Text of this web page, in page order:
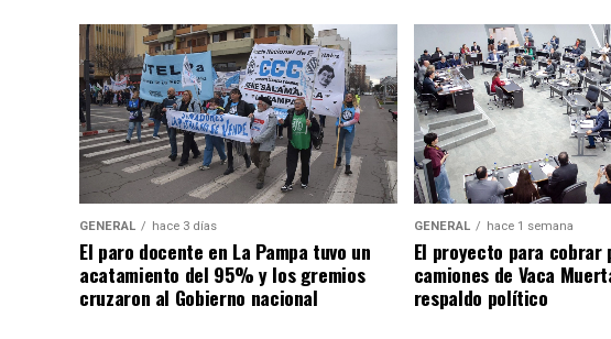
GENERAL hace 3 días
El paro docente en La Pampa tuvo un
acatamiento del 95% y los gremios
cruzaron al Gobierno nacional
GENERAL hace 1 semana
El proyecto para cobrar
camiones de Vaca
respaldo político